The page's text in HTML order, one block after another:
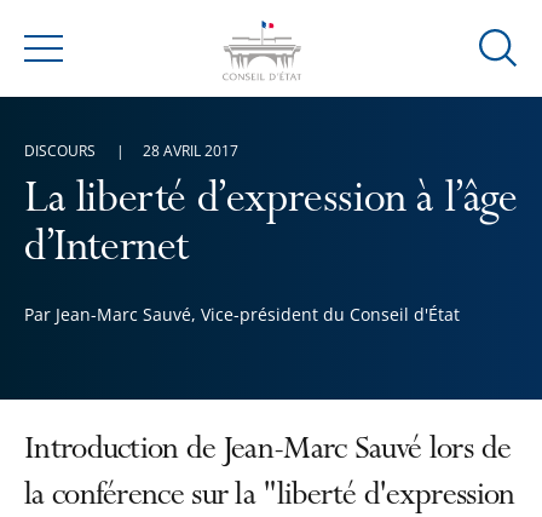
Menu
Ouvrir
La liberté d’expression à l’âge
d’Internet
Par Jean-Marc Sauvé, Vice-président du Conseil d'État
DISCOURS 28 AVRIL 2017
Introduction de Jean-Marc Sauvé lors de
la conférence sur la "liberté d'expression